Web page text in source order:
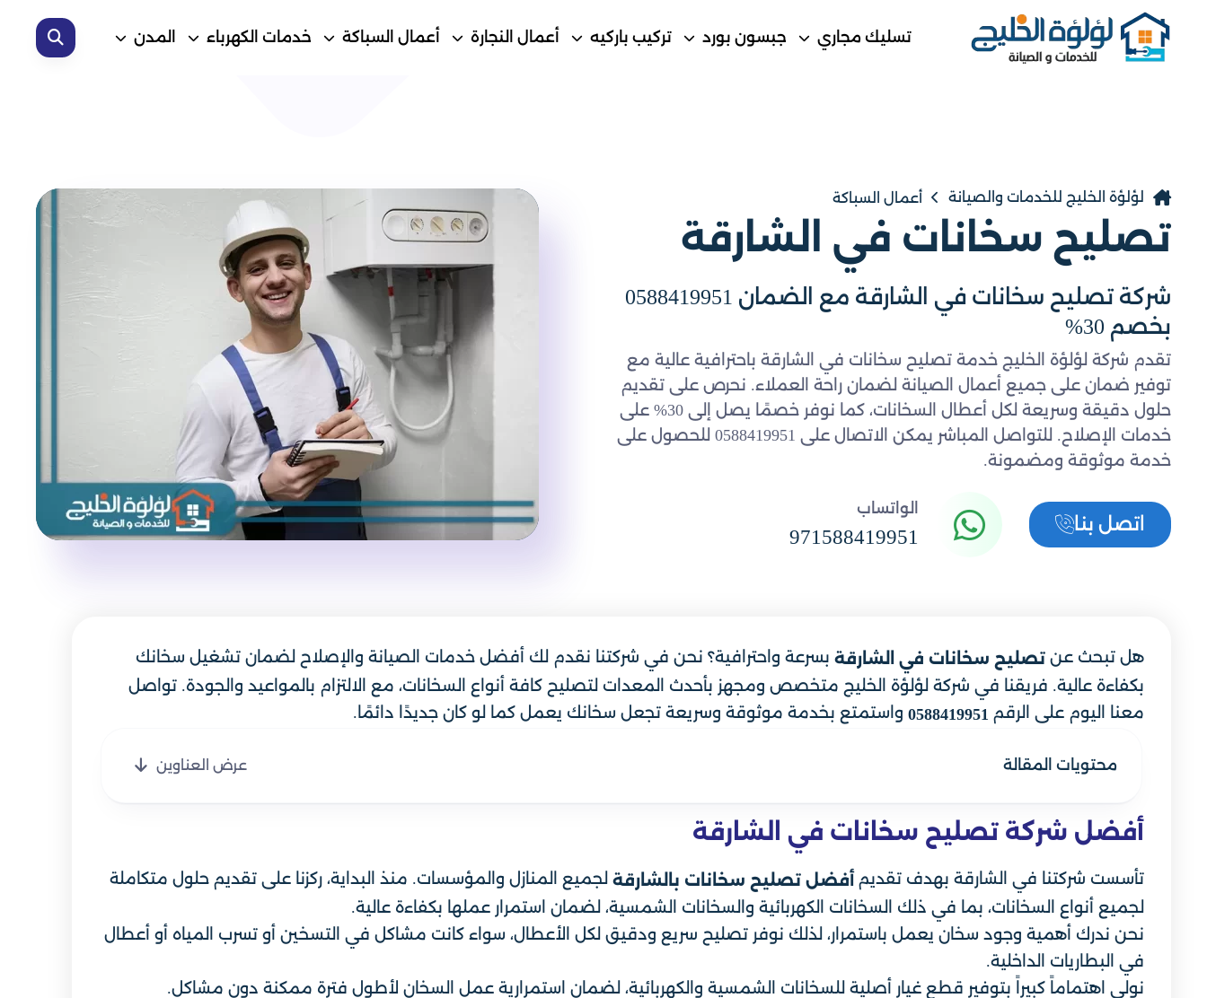
تسليك مجاري جبسون بورد تركيب باركيه أعمال النجارة أعمال السباكة خدمات الكهرباء المدن
لؤلؤة الخليج للخدمات والصيانة أعمال السباكة
تصليح سخانات في الشارقة
شركة تصليح سخانات في الشارقة مع الضمان 0588419951
بخصم 30%
تقدم شركة لؤلؤة الخليج خدمة تصليح سخانات في الشارقة باحترافية عالية مع
توفير ضمان على جميع أعمال الصيانة لضمان راحة العملاء. نحرص على تقديم
حلول دقيقة وسريعة لكل أعطال السخانات، كما نوفر خصمًا يصل إلى 30% على
خدمات الإصلاح. للتواصل المباشر يمكن الاتصال على 0588419951 للحصول على
خدمة موثوقة ومضمونة.
اتصل بنا
الواتساب
971588419951
هل تبحث عن تصليح سخانات في الشارقة بسرعة واحترافية؟ نحن في شركتنا نقدم لك أفضل خدمات الصيانة والإصلاح لضمان تشغيل سخانك
بكفاءة عالية. فريقنا في شركة لؤلؤة الخليج متخصص ومجهز بأحدث المعدات لتصليح كافة أنواع السخانات، مع الالتزام بالمواعيد والجودة. تواصل
معنا اليوم على الرقم 0588419951 واستمتع بخدمة موثوقة وسريعة تجعل سخانك يعمل كما لو كان جديدًا دائمًا.
محتويات المقالة عرض العناوين
أفضل شركة تصليح سخانات في الشارقة
تأسست شركتنا في الشارقة بهدف تقديم أفضل تصليح سخانات بالشارقة لجميع المنازل والمؤسسات. منذ البداية، ركزنا على تقديم حلول متكاملة
لجميع أنواع السخانات، بما في ذلك السخانات الكهربائية والسخانات الشمسية، لضمان استمرار عملها بكفاءة عالية.
نحن ندرك أهمية وجود سخان يعمل باستمرار، لذلك نوفر تصليح سريع ودقيق لكل الأعطال، سواء كانت مشاكل في التسخين أو تسرب المياه أو أعطال
في البطاريات الداخلية.
نولي اهتماماً كبيراً بتوفير قطع غيار أصلية للسخانات الشمسية والكهربائية، لضمان استمرارية عمل السخان لأطول فترة ممكنة دون مشاكل.